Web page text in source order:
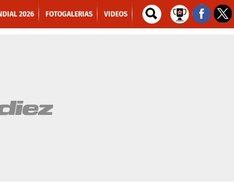
2026 FOTOGALERIAS VIDEOS